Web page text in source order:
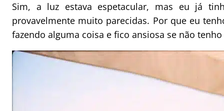
Sim, a luz estava espetacular, mas eu já
provavelmente muito parecidas. Por que eu
fazendo alguma coisa e fico ansiosa se não